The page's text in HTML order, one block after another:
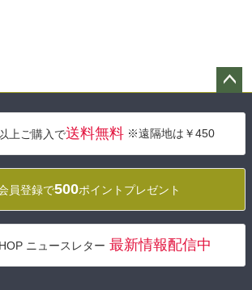
へ
上ご購入で送料無料 ※遠隔地は￥450
員登録で500ポイントプレゼント
ニュースレター 最新情報配信中